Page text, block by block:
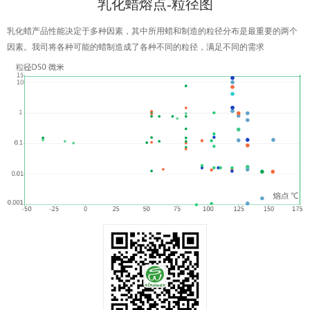
乳化蜡熔点-粒径图
乳化蜡产品性能决定于多种因素，其中所用蜡和制造的粒径分布是最重要的两个
因素。我司将各种可能的蜡制造成了各种不同的粒径，满足不同的需求